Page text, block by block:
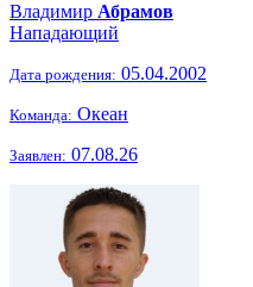
Владимир Абрамов
Нападающий
Дата рождения: 05.04.2002
Команда: Океан
Заявлен: 07.08.26